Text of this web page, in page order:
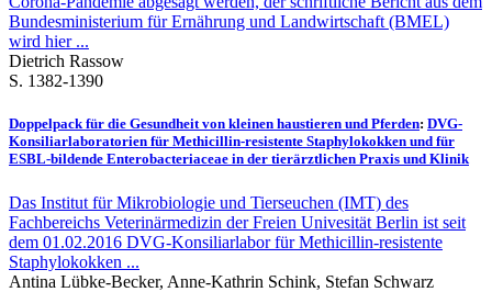
Bundesministerium für Ernährung und Landwirtschaft (BMEL)
wird hier ...
Dietrich Rassow
S. 1382-1390
Doppelpack für die Gesundheit von kleinen haustieren und Pferden: DVG-
Konsiliarlaboratorien für Methicillin-resistente Staphylokokken und für
ESBL-bildende Enterobacteriaceae in der tierärztlichen Praxis und Klinik
Das Institut für Mikrobiologie und Tierseuchen (IMT) des
Fachbereichs Veterinärmedizin der Freien Univesität Berlin ist seit
dem 01.02.2016 DVG-Konsiliarlabor für Methicillin-resistente
Staphylokokken ...
Antina Lübke-Becker, Anne-Kathrin Schink, Stefan Schwarz